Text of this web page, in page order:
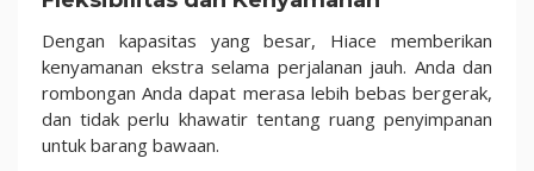
Dengan kapasitas yang besar, Hiace memberikan
kenyamanan ekstra selama perjalanan jauh. Anda dan
rombongan Anda dapat merasa lebih bebas bergerak,
dan tidak perlu khawatir tentang ruang penyimpanan
untuk barang bawaan.